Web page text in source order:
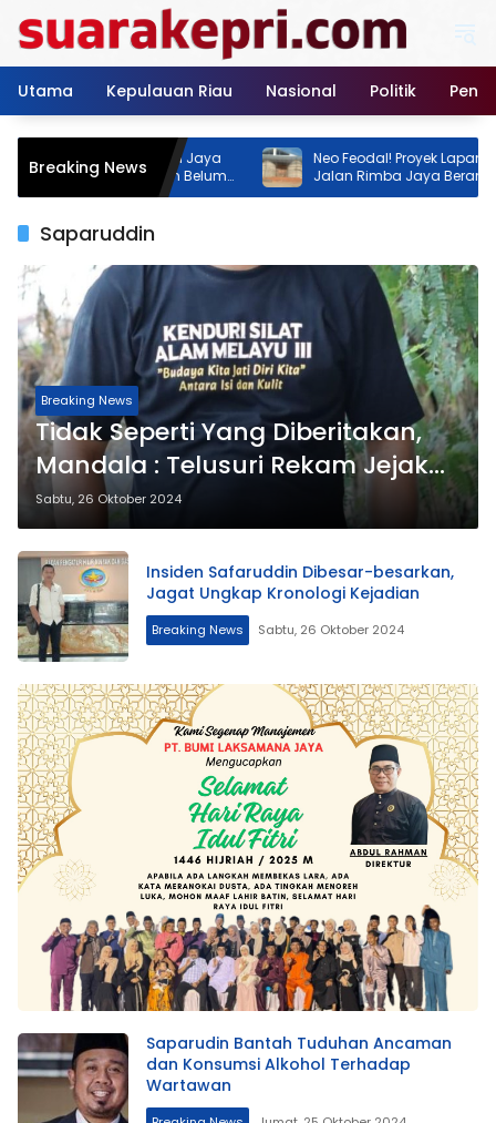
konten
Utama
Kepulauan Riau Nasional Politik
Breaking News
Tenis Rimba Jaya
Instansi Klaim Belum
Neo Feodal! Proyek Lapangan Tenis di
Jalan Rimba Jaya Berani Berdiri
Izin, Pemilik Malah Pamer Progres 70
Saparuddin
Breaking News
Tidak Seperti Yang Diberitakan,
Mandala : Telusuri Rekam Jejak
Oknum Wartawan Itu
Sabtu, 26 Oktober 2024
Insiden Safaruddin Dibesar-besarkan,
Jagat Ungkap Kronologi Kejadian
Breaking News Sabtu, 26 Oktober 2024
Saparudin Bantah Tuduhan Ancaman
dan Konsumsi Alkohol Terhadap
Wartawan